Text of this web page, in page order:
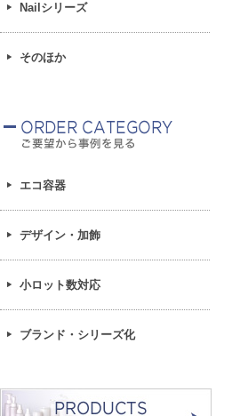
Nailシリーズ
そのほか
エコ容器
デザイン・加飾
小ロット数対応
ブランド・シリーズ化